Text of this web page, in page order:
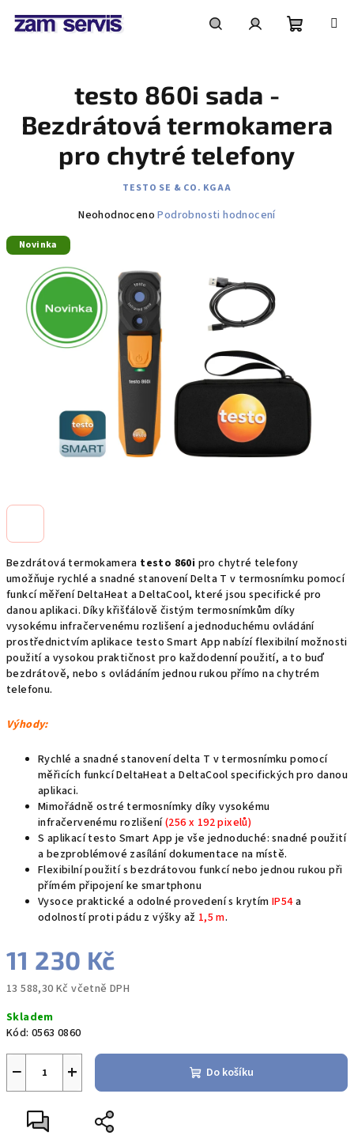
Bezdrátová termokamera testo 860i pro chytré telefony
umožňuje rychlé a snadné stanovení Delta T v termosnímku pomocí
funkcí měření DeltaHeat a DeltaCool, které jsou specifické pro
danou aplikaci. Díky křišťálově čistým termosnímkům díky
vysokému infračervenému rozlišení a jednoduchému ovládání
prostřednictvím aplikace testo Smart App nabízí flexibilní možnosti
použití a vysokou praktičnost pro každodenní použití, a to buď
bezdrátově, nebo s ovládáním jednou rukou přímo na chytrém
telefonu.
Výhody:
Rychlé a snadné stanovení delta T v termosnímku pomocí
měřicích funkcí DeltaHeat a DeltaCool specifických pro danou
aplikaci.
Mimořádně ostré termosnímky díky vysokému
infračervenému rozlišení(256 x 192 pixelů)
S aplikací testo Smart App je vše jednoduché: snadné použití
a bezproblémové zasílání dokumentace na místě.
Flexibilní použití s bezdrátovou funkcí nebo jednou rukou při
přímém připojení ke smartphonu
Vysoce praktické a odolné provedení s krytím IP54a
odolností proti pádu z výšky až 1,5 m.
11 230 Kč
13 588,30 Kč včetně DPH
cena:
Skladem
Kód: 0563 0860
+
− Do košíku
testo 860i sada -
Bezdrátová termokamera
pro chytré telefony
TESTO SE & CO. KGAA
Průměrné
0,0
5
hvězdiček.
Neohodnoceno Podrobnosti hodnocení
Novinka